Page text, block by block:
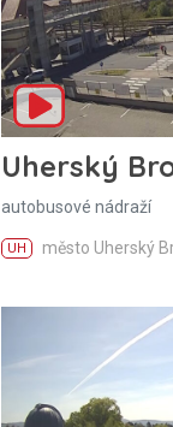
Uherský
autobusové nádraží
UH město Uherský